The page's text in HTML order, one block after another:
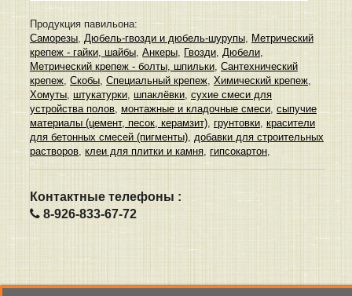
Продукция павильона:
Саморезы, Дюбель-гвозди и дюбель-шурупы, Метрический
крепеж - гайки, шайбы, Анкеры, Гвозди, Дюбели,
Метрический крепеж - болты, шпильки, Сантехнический
крепеж, Скобы, Специальный крепеж, Химический крепеж,
Хомуты, штукатурки, шпаклёвки, сухие смеси для
устройства полов, монтажные и кладочные смеси, сыпучие
материалы (цемент, песок, керамзит), грунтовки, красители
для бетонных смесей (пигменты), добавки для строительных
растворов, клеи для плитки и камня, гипсокартон,
Контактные телефоны :
8-926-833-67-72